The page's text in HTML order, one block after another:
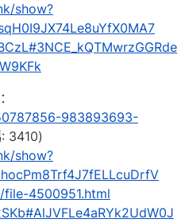
show?
983893693-
3410)
show?
4500951.html